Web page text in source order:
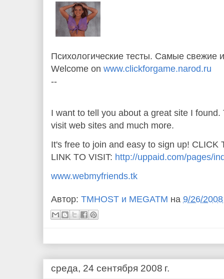
Психологические тесты. Самые свежие
Welcome on www.clickforgame.narod.ru
--
I want to tell you about a great site I
visit web sites and much more.
It's free to join and easy to sign up! CLICK
LINK TO VISIT: http://uppaid.com/pages/
www.webmyfriends.tk
Автор: TMHOST и MEGATM на 9/26/2008
среда, 24 сентября 2008 г.